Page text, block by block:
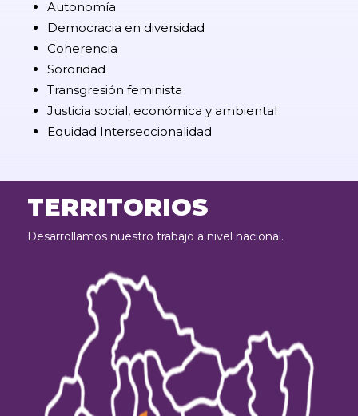
Autonomía
Democracia en diversidad
Coherencia
Sororidad
Transgresión feminista
Justicia social, económica y ambiental
Equidad Interseccionalidad
TERRITORIOS
Desarrollamos nuestro trabajo a nivel nacional.